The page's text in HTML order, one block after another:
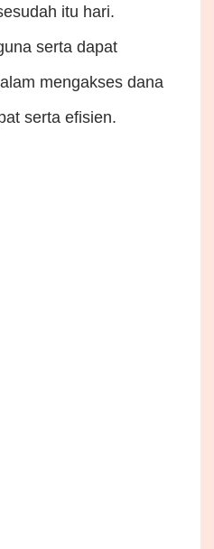
itu hari.
serta dapat
mengakses dana
serta efisien.